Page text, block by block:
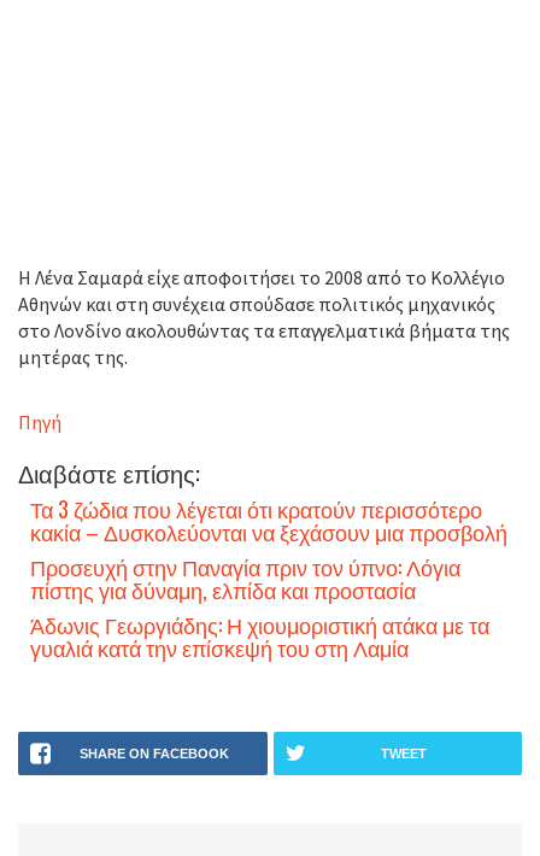
Η Λένα Σαμαρά είχε αποφοιτήσει το 2008 από το Κολλέγιο
Αθηνών και στη συνέχεια σπούδασε πολιτικός μηχανικός
στο Λονδίνο ακολουθώντας τα επαγγελματικά βήματα της
μητέρας της.
Πηγή
Διαβάστε επίσης:
Τα 3 ζώδια που λέγεται ότι κρατούν περισσότερο
κακία – Δυσκολεύονται να ξεχάσουν μια προσβολή
Προσευχή στην Παναγία πριν τον ύπνο: Λόγια
πίστης για δύναμη, ελπίδα και προστασία
Άδωνις Γεωργιάδης: Η χιουμοριστική ατάκα με τα
γυαλιά κατά την επίσκεψή του στη Λαμία
SHARE ON FACEBOOK TWEET